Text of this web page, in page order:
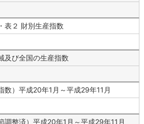
表２ 財別生産指数
及び全国の生産指数
数）平成20年1月～平成29年11月
調整済）平成20年1月～平成29年11月